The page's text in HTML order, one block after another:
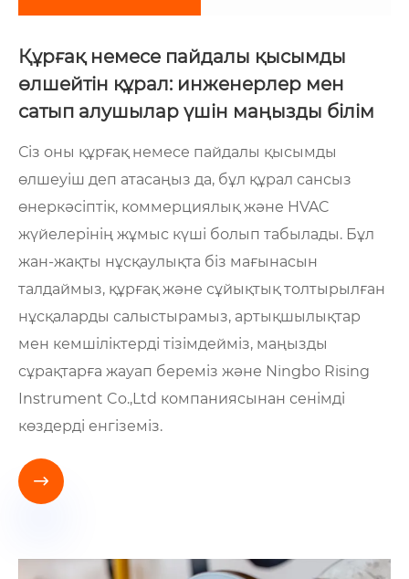
Құрғақ немесе пайдалы қысымды
өлшейтін құрал: инженерлер мен
сатып алушылар үшін маңызды білім
Сіз оны құрғақ немесе пайдалы қысымды
өлшеуіш деп атасаңыз да, бұл құрал сансыз
өнеркәсіптік, коммерциялық және HVAC
жүйелерінің жұмыс күші болып табылады. Бұл
жан-жақты нұсқаулықта біз мағынасын
талдаймыз, құрғақ және сұйықтық толтырылған
нұсқаларды салыстырамыз, артықшылықтар
мен кемшіліктерді тізімдейміз, маңызды
сұрақтарға жауап береміз және Ningbo Rising
Instrument Co.,Ltd компаниясынан сенімді
көздерді енгіземіз.
